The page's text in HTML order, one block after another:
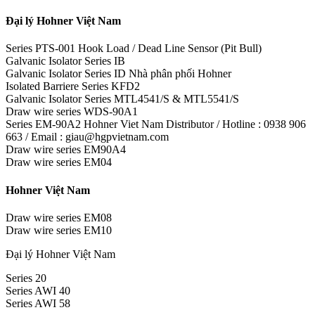
Đại lý Hohner Việt Nam
Series PTS-001 Hook Load / Dead Line Sensor (Pit Bull)
Galvanic Isolator Series IB
Galvanic Isolator Series ID Nhà phân phối Hohner
Isolated Barriere Series KFD2
Galvanic Isolator Series MTL4541/S & MTL5541/S
Draw wire series WDS-90A1
Series EM-90A2 Hohner Viet Nam Distributor / Hotline : 0938 906
663 / Email : giau@hgpvietnam.com
Draw wire series EM90A4
Draw wire series EM04
Hohner Việt Nam
Draw wire series EM08
Draw wire series EM10
Đại lý Hohner Việt Nam
Series 20
Series AWI 40
Series AWI 58